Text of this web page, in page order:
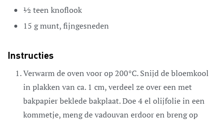
½ teen knoflook
15 gmunt,fijngesneden
Instructies
Verwarm de oven voor op 200°C. Snijd de bloemkool
in plakken van ca. 1 cm, verdeel ze over een met
bakpapier beklede bakplaat. Doe 4 el olijfolie in een
kommetje, meng de vadouvan erdoor en breng op